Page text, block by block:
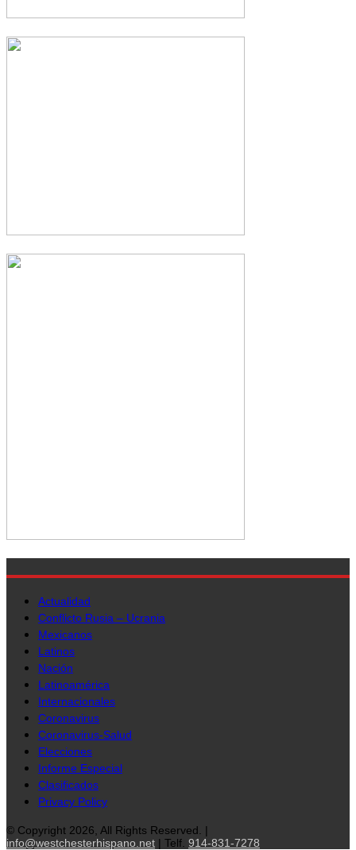
Actualidad
Conflicto Rusia – Ucrania
Mexicanos
Latinos
Nación
Latinoamérica
Internacionales
Coronavirus
Coronavirus-Salud
Elecciones
Informe Especial
Clasificados
Privacy Policy
© Copyright 2026, All Rights Reserved. |
info@westchesterhispano.net | Telf. 914-831-7278